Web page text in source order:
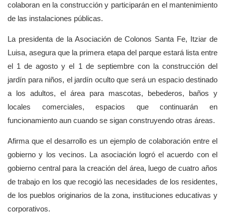
colaboran en la construcción y participarán en el mantenimiento
de las instalaciones públicas.
La presidenta de la Asociación de Colonos Santa Fe, Itziar de
Luisa, asegura que la primera etapa del parque estará lista entre
el 1 de agosto y el 1 de septiembre con la construcción del
jardín para niños, el jardín oculto que será un espacio destinado
a los adultos, el área para mascotas, bebederos, baños y
locales comerciales, espacios que continuarán en
funcionamiento aun cuando se sigan construyendo otras áreas.
Afirma que el desarrollo es un ejemplo de colaboración entre el
gobierno y los vecinos. La asociación logró el acuerdo con el
gobierno central para la creación del área, luego de cuatro años
de trabajo en los que recogió las necesidades de los residentes,
de los pueblos originarios de la zona, instituciones educativas y
corporativos.